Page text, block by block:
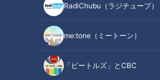
RadiChubu（ラジチューブ）
me:tone（ミートーン）
「ビートルズ」とCBC
絶対に真似しないで下さい…
【ツイ都市#15】
たっ